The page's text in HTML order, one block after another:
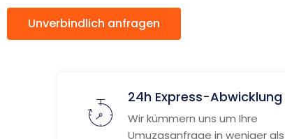
Unverbindlich anfragen
24h Express-Abwicklung
Wir kümmern uns um Ihre
Umuzgsanfrage in weniger als